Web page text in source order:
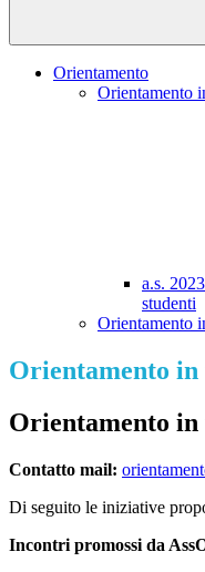
Orientamento
Orientamento
a.s.
studenti
Orientamento
Orientamento in
Orientamento in
Contatto mail:
Di seguito le iniziative
Incontri promossi da